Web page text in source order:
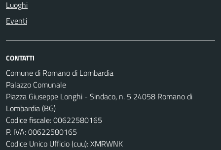
Luoghi
Eventi
CONTATTI
Comune di Romano di Lombardia
Palazzo Comunale
Piazza Giuseppe Longhi - Sindaco, n. 5 24058 Romano di
Lombardia (BG)
Codice fiscale: 00622580165
P. IVA: 00622580165
Codice Unico Ufficio (cuu): XMRWNK